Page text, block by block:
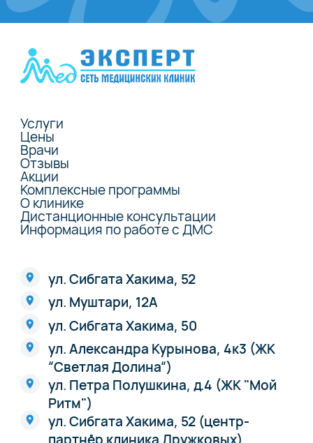
Услуги
Цены
Врачи
Отзывы
Акции
Комплексные программы
О клинике
Дистанционные консультации
Информация по работе с ДМС
ул. Сибгата Хакима, 52
ул. Муштари, 12А
ул. Сибгата Хакима, 50
ул. Александра Курынова, 4к3 (ЖК
“Светлая Долина“)
ул. Петра Полушкина, д.4 (ЖК "Мой
Ритм")
ул. Сибгата Хакима, 52 (центр-